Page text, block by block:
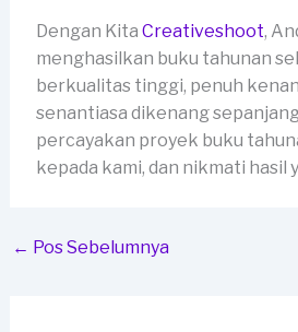
Dengan Kita Creativeshoot,
menghasilkan buku tahunan
berkualitas tinggi, penuh
senantiasa dikenang
percayakan proyek buku
kepada kami, dan nikmati hasil
← Pos Sebelumnya